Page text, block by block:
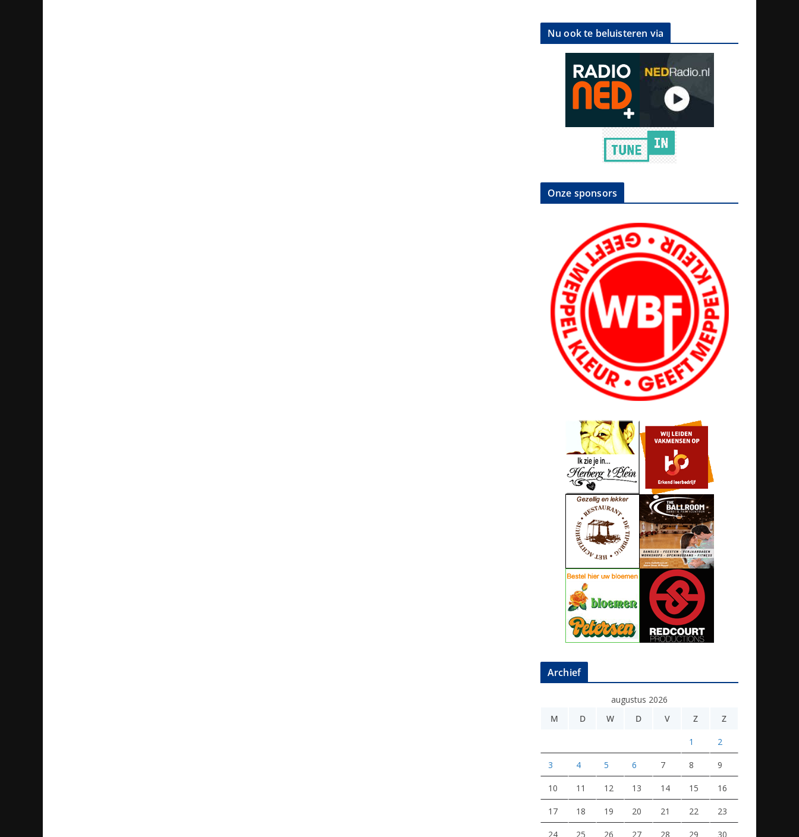
Nu ook te beluisteren via
Onze sponsors
Archief
augustus 2026
M
D W D V Z Z
1 2
3 4 5 6 7 8 9
10 11 12 13 14 15 16
17 18 19 20 21 22 23
24 25 26 27 28 29 30